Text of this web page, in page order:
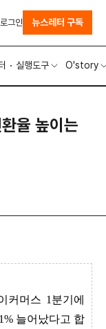
실행도구 O'story
로그인 뉴스레터 구독
율 높이는
커머스 1분기에
늘어났다고 합